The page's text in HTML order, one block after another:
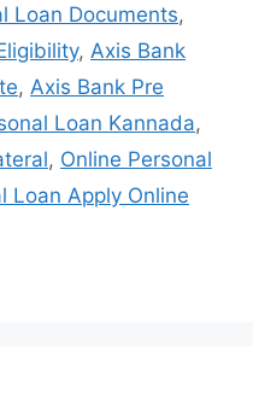
Loan Documents,
, Axis Bank
, Axis Bank Pre
Loan Kannada,
, Online Personal
Loan Apply Online